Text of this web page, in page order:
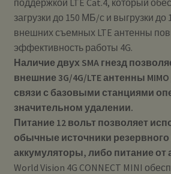
загрузки до 150 МБ/с и выгрузки
внешних съемных LTE антенны
эффективность работы 4G.
Наличие двух SMA гнезд
внешние 3G/4G/LTE антенны
связи с базовыми станциями
значительном удалении.
Питание 12 вольт позволяет
обычные источники резервного
аккумуляторы, либо питание от
World Vision 4G CONNECT MINI